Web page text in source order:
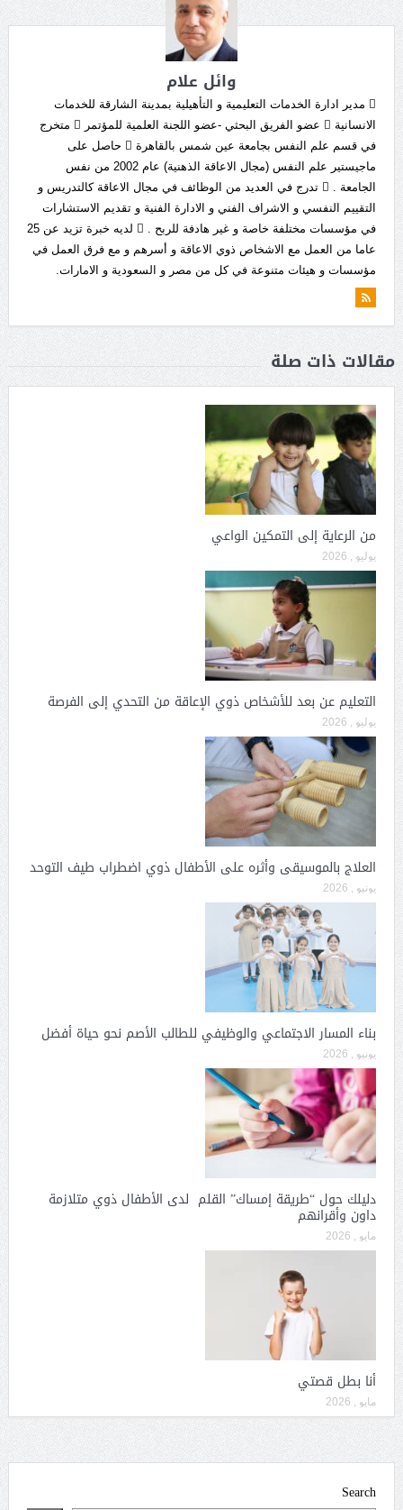
وائل علام
 مدير ادارة الخدمات التعليمية و التأهيلية بمدينة الشارقة للخدمات
الانسانية  عضو الفريق البحثي -عضو اللجنة العلمية للمؤتمر  متخرج
في قسم علم النفس بجامعة عين شمس بالقاهرة  حاصل على
ماجيستير علم النفس (مجال الاعاقة الذهنية) عام 2002 من نفس
الجامعة .  تدرج في العديد من الوظائف في مجال الاعاقة كالتدريس و
التقييم النفسي و الاشراف الفني و الادارة الفنية و تقديم الاستشارات
في مؤسسات مختلفة خاصة و غير هادفة للربح .  لديه خبرة تزيد عن 25
عاما من العمل مع الاشخاص ذوي الاعاقة و أسرهم و مع فرق العمل في
مؤسسات و هيئات متنوعة في كل من مصر و السعودية و الامارات.
مقالات ذات صلة
من الرعاية إلى التمكين الواعي
يوليو , 2026
التعليم عن بعد للأشخاص ذوي الإعاقة من التحدي إلى الفرصة
يوليو , 2026
العلاج بالموسيقى وأثره على الأطفال ذوي اضطراب طيف التوحد
يونيو , 2026
بناء المسار الاجتماعي والوظيفي للطالب الأصم نحو حياة أفضل
يونيو , 2026
دليلك حول “طريقة إمساك” القلم لدى الأطفال ذوي متلازمة
داون وأقرانهم
مايو , 2026
أنا بطل قصتي
مايو , 2026
Search